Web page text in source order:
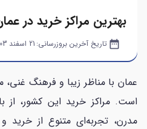
بهترین مراکز خرید در
date_range تاریخ آخرین بروزرسانی: 21 اسفند 1403
عمان با مناظر زیبا و فرهنگ
است. مراکز خرید این کشور، از
مدرن، تجربه‌ای متنوع از خرید